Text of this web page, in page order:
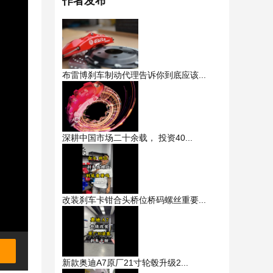
布雷博刹车制动代理告诉你到底应该...
深耕中国市场二十余载， 投资40...
改装刹车卡钳合头桥位桥码螺丝重要...
新款奥迪A7原厂21寸轮毂升级2...